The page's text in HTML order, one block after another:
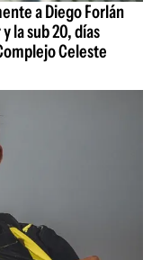
a Diego Forlán
la sub 20, días
Celeste